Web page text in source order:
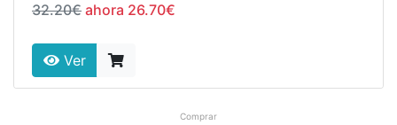
32.20€ ahora 26.70€
Ver
Comprar